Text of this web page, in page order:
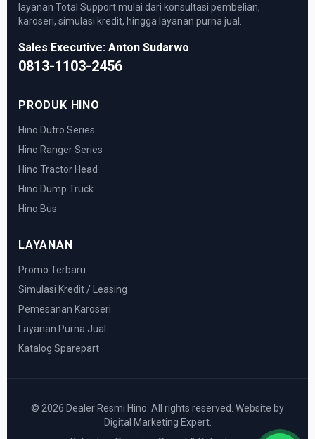
layanan Total Support mulai dari konsultasi pembelian,
karoseri, simulasi kredit, hingga layanan purna jual.
Sales Executive: Anton Sudarwo
0813-1103-2456
PRODUK HINO
Hino Dutro Series
Hino Ranger Series
Hino Tractor Head
Hino Dump Truck
Hino Bus
LAYANAN
Promo Terbaru
Simulasi Kredit / Leasing
Pemesanan Karoseri
Layanan Purna Jual
Katalog Sparepart
© 2026 Dealer Resmi Hino. All rights reserved. Website by
Digital Marketing Expert.